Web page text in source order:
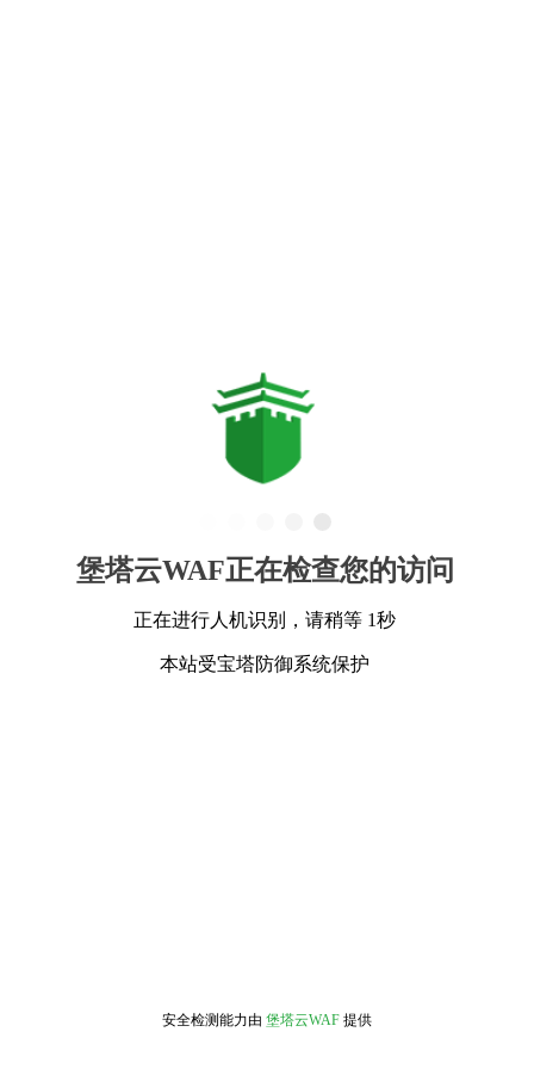
堡塔云WAF正在检查您的访问
正在进行人机识别，请稍等 1秒
本站受宝塔防御系统保护
安全检测能力由 堡塔云WAF 提供